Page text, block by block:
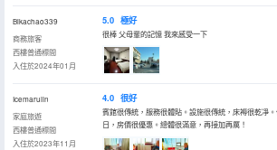
Bikachao339
商務旅客
西樓普通標間
入住於2024年01月
5.0 極好
很棒 父母輩的記憶 我來感受一下
Icemarulin
家庭旅遊
西樓普通標間
入住於2023年11月
4.0 很好
賓館很傳統，服務很體貼。設施很傳統，床褥很乾凈
日，房價很優惠。總體很滿意，再接加再厲！